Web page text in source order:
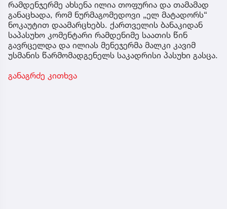
რამდენჯერმე ახსენა ილია თოფურია და თამამად
განაცხადა, რომ ნურმაგომედოვი „ელ მატადორს“
ნოკაუტით დაამარცხებს. ქართველის ბანაკიდან
საპასუხო კომენტარი რამდენიმე საათის წინ
გავრცელდა და ილიას მენეჯერმა მალკი კავიმ
უსმანის წარმომადგენელს საკადრისი პასუხი გასცა.
განაგრძე კითხვა